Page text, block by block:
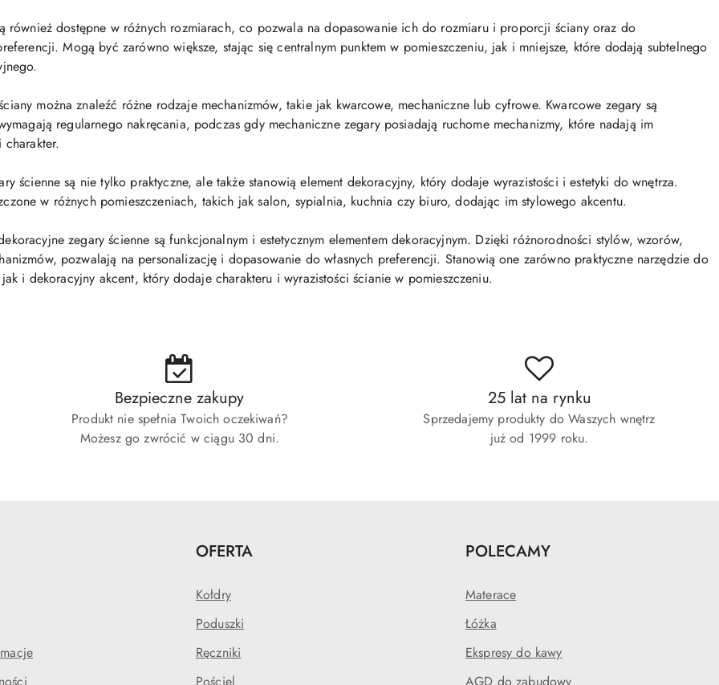
również dostępne w różnych rozmiarach, co pozwala na dopasowanie ich do rozmiaru i proporcji ściany oraz do
Mogą być zarówno większe, stając się centralnym punktem w pomieszczeniu, jak i mniejsze, które dodają subtelnego
można znaleźć różne rodzaje mechanizmów, takie jak kwarcowe, mechaniczne lub cyfrowe. Kwarcowe zegary są
regularnego nakręcania, podczas gdy mechaniczne zegary posiadają ruchome mechanizmy, które nadają im
ścienne są nie tylko praktyczne, ale także stanowią element dekoracyjny, który dodaje wyrazistości i estetyki do wnętrza.
w różnych pomieszczeniach, takich jak salon, sypialnia, kuchnia czy biuro, dodając im stylowego akcentu.
zegary ścienne są funkcjonalnym i estetycznym elementem dekoracyjnym. Dzięki różnorodności stylów, wzorów,
pozwalają na personalizację i dopasowanie do własnych preferencji. Stanowią one zarówno praktyczne narzędzie do
i dekoracyjny akcent, który dodaje charakteru i wyrazistości ścianie w pomieszczeniu.
Bezpieczne zakupy
Produkt nie spełnia Twoich oczekiwań?
Możesz go zwrócić w ciągu 30 dni.
25 lat na rynku
Sprzedajemy produkty do Waszych wnętrz
już od 1999 roku.
OFERTA
Kołdry
Poduszki
Ręczniki
POLECAMY
Materace
Łóżka
Ekspresy do kawy